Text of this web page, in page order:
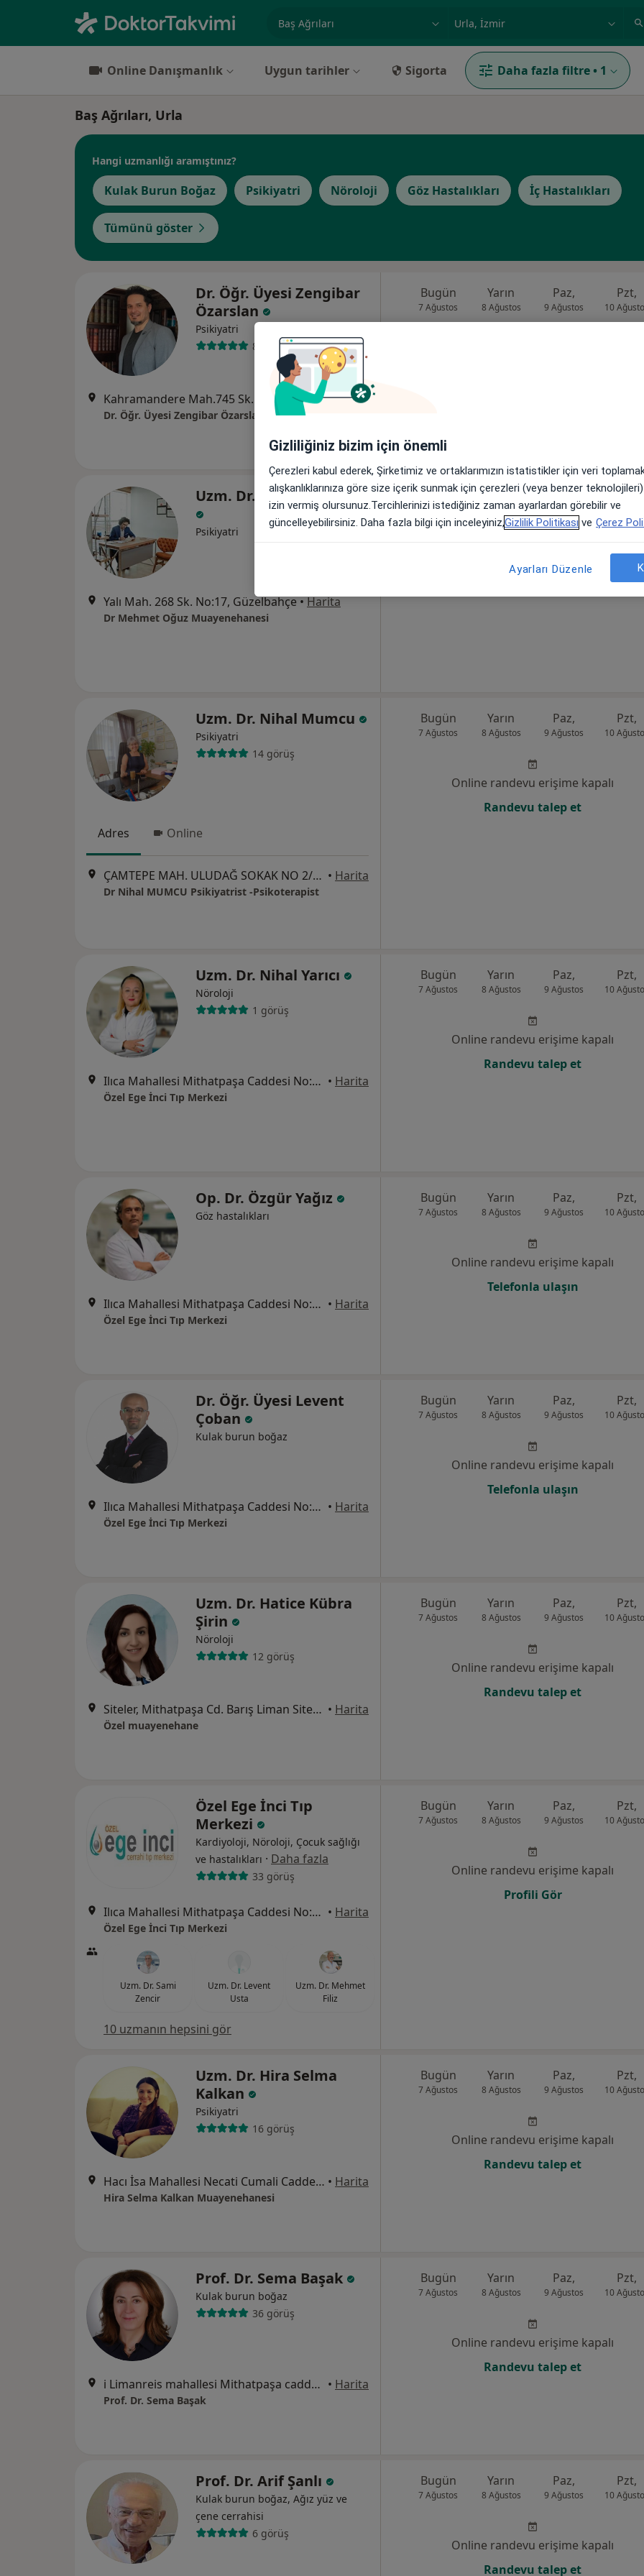
örnek: İstanbul
Online Danışmanlık Uygun tarihler Sigorta Daha fazla filtre • 1
Baş Ağrıları, Urla
Hangi uzmanlığı aramıştınız?
Kulak Burun Boğaz Psikiyatri Nöroloji Göz Hastalıkları İç Hastalıkları
Tümünü göster
Dr. Öğr. Üyesi Zengibar
Özarslan
Psikiyatri
81 görüş
Kahramandere Mah.745 Sk. No:2/1, İzmir •Harita
Dr. Öğr. Üyesi Zengibar Özarslan
Bugün
7 Ağustos
Yarın
8 Ağustos
Paz,
9 Ağustos
Pzt,
10
Uzm. Dr. Mehmet Oğuz
Psikiyatri
Yalı Mah. 268 Sk. No:17, Güzelbahçe•Harita
Dr Mehmet Oğuz Muayenehanesi
Bugün
7 Ağustos
Yarın
8 Ağustos
Paz,
9 Ağustos
Pzt,
10 Ağustos
Online randevu erişime kapalı
Uzm. Dr. Nihal Mumcu
Psikiyatri
14 görüş
Adres Online
ÇAMTEPE MAH. ULUDAĞ SOKAK NO 2/7, İzmir • Harita
Dr Nihal MUMCU Psikiyatrist -Psikoterapist
Bugün
7 Ağustos
Yarın
8 Ağustos
Paz,
9 Ağustos
Pzt,
10
Online randevu erişime kapalı
Randevu talep et
Uzm. Dr. Nihal Yarıcı
Nöroloji
1 görüş
Ilıca Mahallesi Mithatpaşa Caddesi No:125, Narlıdere • Harita
Özel Ege İnci Tıp Merkezi
Bugün
7 Ağustos
Yarın
8 Ağustos
Paz,
9 Ağustos
Pzt,
10
Online randevu erişime kapalı
Randevu talep et
Op. Dr. Özgür Yağız
Göz hastalıkları
Ilıca Mahallesi Mithatpaşa Caddesi No:125, Narlıdere • Harita
Özel Ege İnci Tıp Merkezi
Bugün
7 Ağustos
Yarın
8 Ağustos
Paz,
9 Ağustos
Pzt,
10
Online randevu erişime kapalı
Telefonla ulaşın
Dr. Öğr. Üyesi Levent
Çoban
Kulak burun boğaz
Ilıca Mahallesi Mithatpaşa Caddesi No:125, Narlıdere • Harita
Özel Ege İnci Tıp Merkezi
Bugün
7 Ağustos
Yarın
8 Ağustos
Paz,
9 Ağustos
Pzt,
10
Online randevu erişime kapalı
Telefonla ulaşın
Uzm. Dr. Hatice Kübra
Şirin
Nöroloji
12 görüş
Siteler, Mithatpaşa Cd. Barış Liman Sitesi No:679 A blok D:2, • Harita
Özel muayenehane
Bugün
7 Ağustos
Yarın
8 Ağustos
Paz,
9 Ağustos
Pzt,
10
Online randevu erişime kapalı
Randevu talep et
Özel Ege İnci Tıp
Merkezi
Kardiyoloji, Nöroloji, Çocuk sağlığı
ve hastalıkları · Daha fazla
33 görüş
Ilıca Mahallesi Mithatpaşa Caddesi No:125, Narlıdere • Harita
Özel Ege İnci Tıp Merkezi
Uzm. Dr. Sami
Zencir
Uzm. Dr. Levent
Usta
Uzm. Dr. Mehmet
Filiz
10 uzmanın hepsini gör
Bugün
7 Ağustos
Yarın
8 Ağustos
Paz,
9 Ağustos
Pzt,
10
Online randevu erişime kapalı
Profili Gör
Uzm. Dr. Hira Selma
Kalkan
Psikiyatri
16 görüş
Hacı İsa Mahallesi Necati Cumali Caddesi No: 12/4, İzmir • Harita
Hira Selma Kalkan Muayenehanesi
Bugün
7 Ağustos
Yarın
8 Ağustos
Paz,
9 Ağustos
Pzt,
10
Online randevu erişime kapalı
Randevu talep et
Prof. Dr. Sema Başak
Kulak burun boğaz
36 görüş
i Limanreis mahallesi Mithatpaşa caddesi 827/1 Narlıdere İzmir, İzmir • Harita
Prof. Dr. Sema Başak
Bugün
7 Ağustos
Yarın
8 Ağustos
Paz,
9 Ağustos
Pzt,
10
Online randevu erişime kapalı
Randevu talep et
Prof. Dr. Arif Şanlı
Kulak burun boğaz, Ağız yüz ve
çene cerrahisi
6 görüş
Bugün
7 Ağustos
Yarın
8 Ağustos
Paz,
9 Ağustos
Pzt,
10
Online randevu erişime kapalı
Randevu talep et
Gizliliğiniz bizim için önemli
Çerezleri kabul ederek, Şirketimiz ve ortaklarımızın istatistikler için veri
alışkanlıklarınıza göre size içerik sunmak için çerezleri (veya benzer
izin vermiş olursunuz.Tercihlerinizi istediğiniz zaman ayarlardan görebilir ve
güncelleyebilirsiniz. Daha fazla bilgi için inceleyiniz,Gizlilik Politikası ve Çerez
Ayarları Düzenle